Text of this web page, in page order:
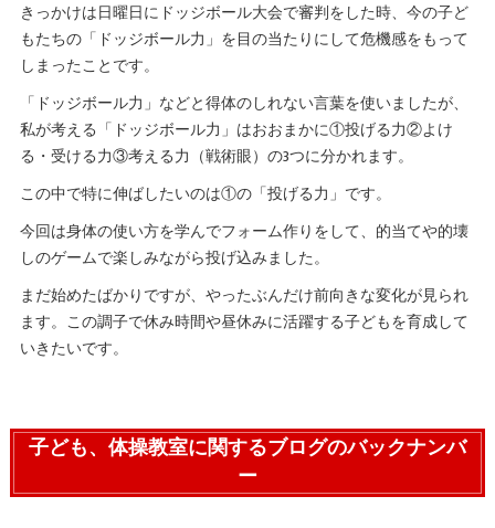
きっかけは日曜日にドッジボール大会で審判をした時、今の子ど
もたちの「ドッジボール力」を目の当たりにして危機感をもって
しまったことです。
「ドッジボール力」などと得体のしれない言葉を使いましたが、
私が考える「ドッジボール力」はおおまかに①投げる力②よけ
る・受ける力③考える力（戦術眼）の3つに分かれます。
この中で特に伸ばしたいのは①の「投げる力」です。
今回は身体の使い方を学んでフォーム作りをして、的当てや的壊
しのゲームで楽しみながら投げ込みました。
まだ始めたばかりですが、やったぶんだけ前向きな変化が見られ
ます。この調子で休み時間や昼休みに活躍する子どもを育成して
いきたいです。
子ども、体操教室に関するブログのバックナンバ
ー